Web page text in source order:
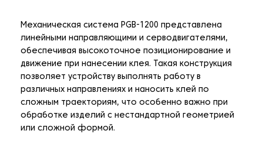
Механическая система PGB-1200 представлена
линейными направляющими и серводвигателями,
обеспечивая высокоточное позиционирование и
движение при нанесении клея. Такая конструкция
позволяет устройству выполнять работу в
различных направлениях и наносить клей по
сложным траекториям, что особенно важно при
обработке изделий с нестандартной геометрией
или сложной формой.